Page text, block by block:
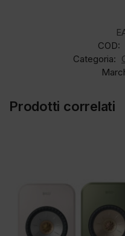
COD:
Categoria:
Prodotti correlati